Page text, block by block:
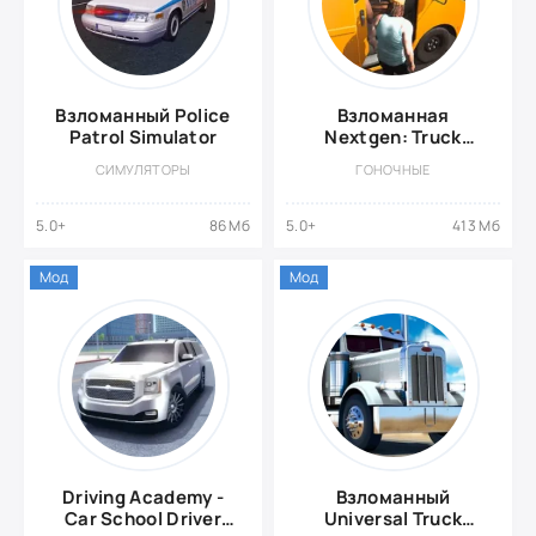
Взломанный Police
Patrol Simulator
СИМУЛЯТОРЫ
5.0+ 86 Мб
Взломанная
Nextgen: Truck
ГОНОЧНЫЕ
5.0+ 413 Мб
Driving Academy -
Car School Driver
Мод
Взломанный
Universal Truck
Мод